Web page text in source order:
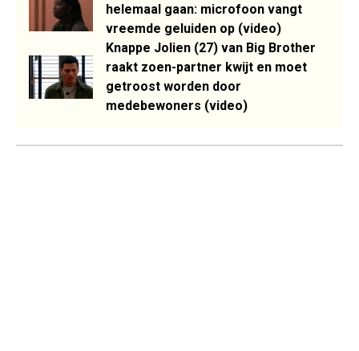
helemaal gaan: microfoon vangt
vreemde geluiden op (video)
Knappe Jolien (27) van Big Brother
raakt zoen-partner kwijt en moet
getroost worden door
medebewoners (video)